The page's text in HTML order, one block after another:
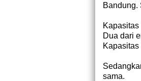
Bandung.
Dua dari
sama.